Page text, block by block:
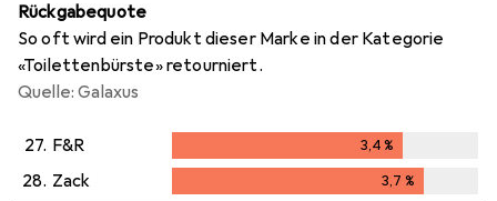
Rückgabequote
So oft wird ein Produkt dieser Marke in der Kategorie
«Toilettenbürste» retourniert.
Quelle: Galaxus
27. F&R 3,4%
28. Zack 3,7 %